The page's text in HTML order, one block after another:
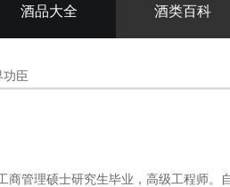
酒品大全 酒类百科
功臣
管理硕士研究生毕业，高级工程师。